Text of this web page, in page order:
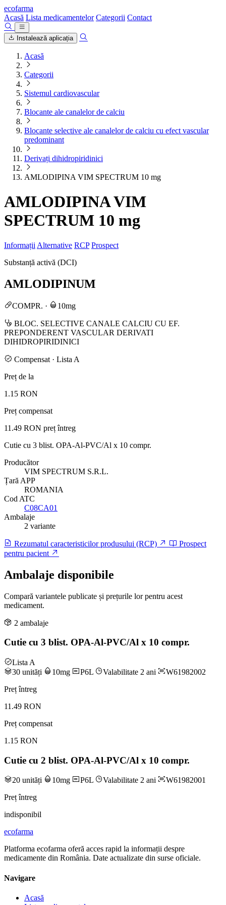
ecofarma
Acasă Lista medicamentelor Categorii Contact
Instalează aplicația
Acasă
Categorii
Sistemul cardiovascular
Blocante ale canalelor de calciu
Blocante selective ale canalelor de calciu cu efect vascular
predominant
Derivați dihidropiridinici
AMLODIPINA VIM SPECTRUM 10 mg
AMLODIPINA VIM
SPECTRUM 10 mg
Informații Alternative RCP Prospect
Substanță activă (DCI)
AMLODIPINUM
COMPR. · 10mg
BLOC. SELECTIVE CANALE CALCIU CU EF.
PREPONDERENT VASCULAR DERIVATI
DIHIDROPIRIDINICI
Compensat · Lista A
Preț de la
1.15 RON
Preț compensat
11.49 RON preț întreg
Cutie cu 3 blist. OPA-Al-PVC/Al x 10 compr.
Producător
VIM SPECTRUM S.R.L.
Țară APP
ROMANIA
Cod ATC
C08CA01
Ambalaje
2 variante
Rezumatul caracteristicilor produsului (RCP)
Prospect
pentru pacient
Ambalaje disponibile
Compară variantele publicate și prețurile lor pentru acest
medicament.
2 ambalaje
Cutie cu 3 blist. OPA-Al-PVC/Al x 10 compr.
Lista A
30 unități
10mg P6L Valabilitate 2 ani
W61982002
Preț întreg
11.49 RON
Preț compensat
1.15 RON
Cutie cu 2 blist. OPA-Al-PVC/Al x 10 compr.
20 unități 10mg P6L Valabilitate 2 ani
W61982001
Preț întreg
indisponibil
ecofarma
Platforma ecofarma oferă acces rapid la informații despre
medicamente din România. Date actualizate din surse oficiale.
Navigare
Acasă